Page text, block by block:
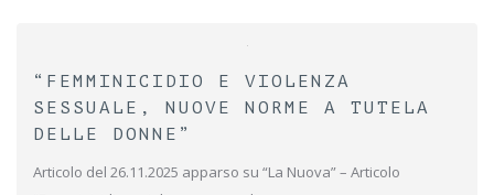
“FEMMINICIDIO E VIOLENZA
SESSUALE, NUOVE NORME A TUTELA
DELLE DONNE”
Articolo del 26.11.2025 apparso su “La Nuova” – Articolo